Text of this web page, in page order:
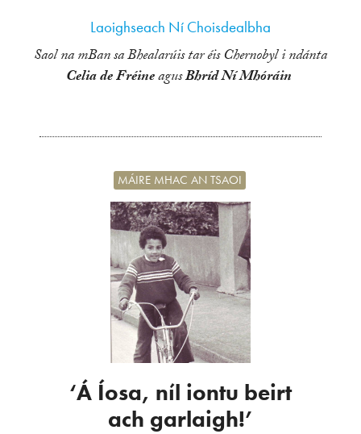
Laoighseach Ní Choisdealbha
Saol na mBan sa Bhealarúis tar éis Chernobyl i ndánta
Celia de FréineagusBhríd Ní Mhóráin
‘Á Íosa, níl iontu beirt
ach garlaigh!’
MÁIRE MHAC AN TSAOI